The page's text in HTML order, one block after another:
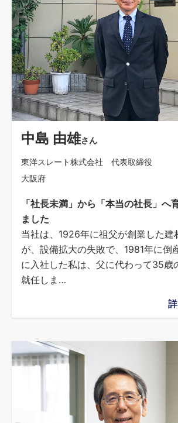
中島 由雄さん
東洋スレート株式会社 代表取締役
大阪府
「社長未満」から「本当の社長」へ
ました
当社は、1926年に祖父が創業した建
が、設備拡大の失敗で、1981年に倒
に入社した私は、父に代わって35歳
就任しま…